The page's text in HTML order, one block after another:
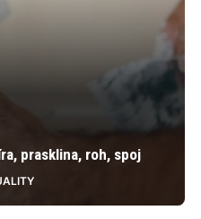
prasklina, roh, spoj